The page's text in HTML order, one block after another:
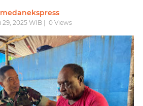
medanekspress
29, 2025 WIB | 0 Views